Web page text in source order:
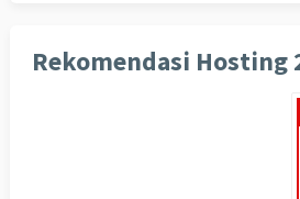
Rekomendasi Hosting